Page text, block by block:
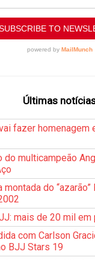
Últimas
fazer homenagem
do multicampeão
montada do
mais de 20 mil em
com Carlson
BJJ Stars 19